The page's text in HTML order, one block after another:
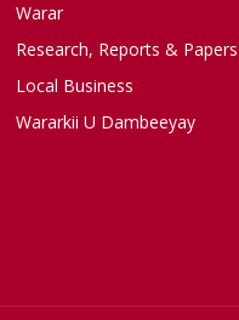
Warar
Research, Reports & Papers
Local Business
Wararkii U Dambeeyay